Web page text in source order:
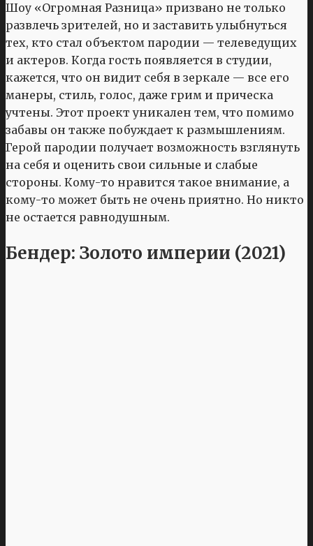
Шоу «Огромная Разница» призвано не только
развлечь зрителей, но и заставить улыбнуться
тех, кто стал объектом пародии — телеведущих
и актеров. Когда гость появляется в студии,
кажется, что он видит себя в зеркале — все его
манеры, стиль, голос, даже грим и прическа
учтены. Этот проект уникален тем, что помимо
забавы он также побуждает к размышлениям.
Герой пародии получает возможность взглянуть
на себя и оценить свои сильные и слабые
стороны. Кому-то нравится такое внимание, а
кому-то может быть не очень приятно. Но никто
не остается равнодушным.
Бендер: Золото империи (2021)